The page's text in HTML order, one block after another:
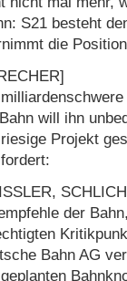
S21 besteht
die
will ihn
Projekt
der
Bahn AG